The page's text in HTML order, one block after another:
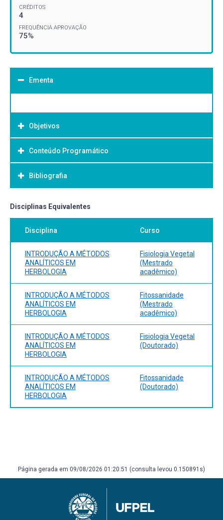
CRÉDITOS
4
FREQUÊNCIA APROVAÇÃO
75%
Ementa
Objetivos
Objetivo Geral:
Conteúdo Programático
Bibliografia
Bibliografia Básica:
Disciplinas Equivalentes
Disciplina Curso
INTRODUÇÃO A MÉTODOS
ANALÍTICOS EM
HERBOLOGIA
Fisiologia Vegetal
(Mestrado
acadêmico)
INTRODUÇÃO A MÉTODOS
ANALÍTICOS EM
HERBOLOGIA
Fitossanidade
(Mestrado
acadêmico)
INTRODUÇÃO A MÉTODOS
ANALÍTICOS EM
HERBOLOGIA
Fisiologia Vegetal
(Doutorado)
INTRODUÇÃO A MÉTODOS
ANALÍTICOS EM
HERBOLOGIA
Fitossanidade
(Doutorado)
Página gerada em 09/08/2026 01:20:51 (consulta levou 0.150891s)